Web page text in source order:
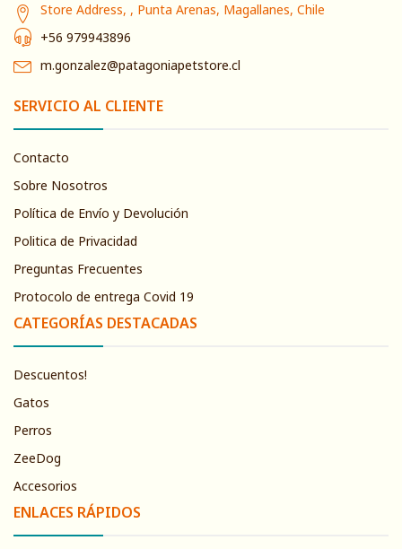
Store Address, , Punta Arenas, Magallanes, Chile
+56 979943896
m.gonzalez@patagoniapetstore.cl
SERVICIO AL CLIENTE
Contacto
Sobre Nosotros
Política de Envío y Devolución
Politica de Privacidad
Preguntas Frecuentes
Protocolo de entrega Covid 19
CATEGORÍAS DESTACADAS
Descuentos!
Gatos
Perros
ZeeDog
Accesorios
ENLACES RÁPIDOS